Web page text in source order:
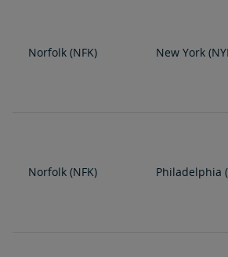
Norfolk (NFK) New York
Norfolk (NFK) Philadelphia